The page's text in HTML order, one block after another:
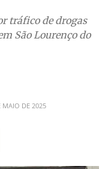
tráfico de drogas
São Lourenço do
MAIO DE 2025